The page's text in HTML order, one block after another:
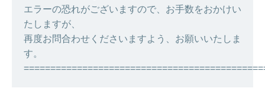
エラーの恐れがございますので、お手数をおかけい
たしますが、
再度お問合わせくださいますよう、お願いいたしま
す。